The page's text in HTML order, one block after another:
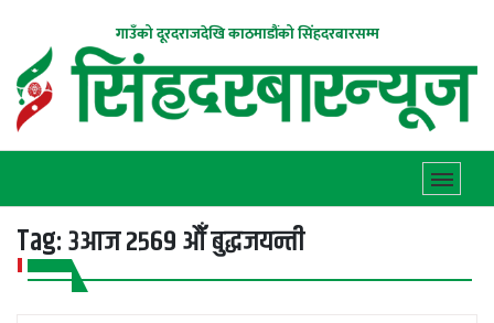
गाउँको दूरदराजदेखि काठमाडौंको सिंहदरबारसम्म
Tag:३आज २५६९ औँ बुद्धजयन्ती